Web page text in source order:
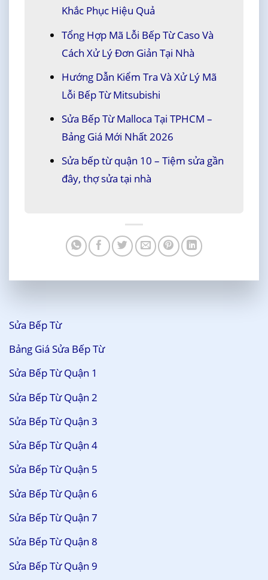
Khắc Phục Hiệu Quả
Tổng Hợp Mã Lỗi Bếp Từ Caso Và
Cách Xử Lý Đơn Giản Tại Nhà
Hướng Dẫn Kiểm Tra Và Xử Lý Mã
Lỗi Bếp Từ Mitsubishi
Sửa Bếp Từ Malloca Tại TPHCM –
Bảng Giá Mới Nhất 2026
Sửa bếp từ quận 10 – Tiệm sửa gần
đây, thợ sửa tại nhà
Sửa Bếp Từ
Bảng Giá Sửa Bếp Từ
Sửa Bếp Từ Quận 1
Sửa Bếp Từ Quận 2
Sửa Bếp Từ Quận 3
Sửa Bếp Từ Quận 4
Sửa Bếp Từ Quận 5
Sửa Bếp Từ Quận 6
Sửa Bếp Từ Quận 7
Sửa Bếp Từ Quận 8
Sửa Bếp Từ Quận 9